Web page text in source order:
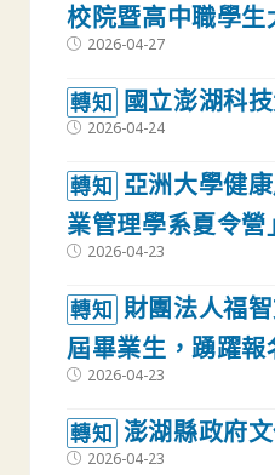
校院暨高中職學生
Post2026-04-27
轉知 國立澎湖科
Post2026-04-24
轉知 亞洲大學健
業管理學系夏令營」
Post2026-04-23
轉知 財團法人福
屆畢業生，踴躍報
Post2026-04-23
轉知 澎湖縣政府
Post2026-04-23